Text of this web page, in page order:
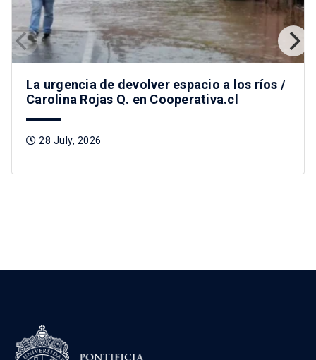
La urgencia de devolver espacio a los ríos /
Carolina Rojas Q. en Cooperativa.cl
28 July, 2026